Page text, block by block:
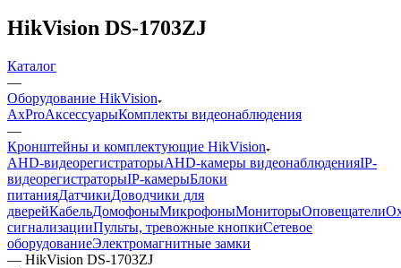
HikVision DS-1703ZJ
Каталог
—
Оборудование HikVision
AxProАксессуарыКомплекты видеонаблюдения
—
Кронштейны и комплектующие HikVision
AHD-видеорегистраторыAHD-камеры видеонаблюденияIP-
видеорегистраторыIP-камерыБлоки
питанияДатчикиДоводчики для
дверейКабельДомофоныМикрофоныМониторыОповещатели
сигнализацииПульты, тревожные кнопкиСетевое
оборудованиеЭлектромагнитные замки
— HikVision DS-1703ZJ